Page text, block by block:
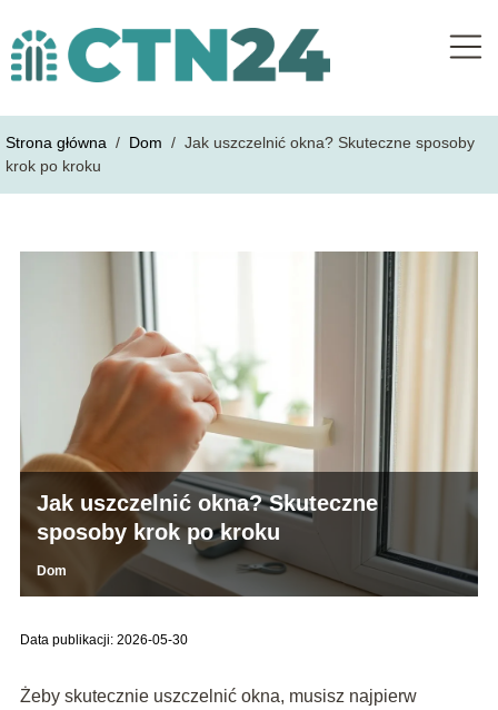
Strona główna / Dom / Jak uszczelnić okna? Skuteczne sposoby
krok po kroku
Jak uszczelnić okna? Skuteczne
sposoby krok po kroku
Dom
Data publikacji: 2026-05-30
Żeby skutecznie uszczelnić okna, musisz najpierw